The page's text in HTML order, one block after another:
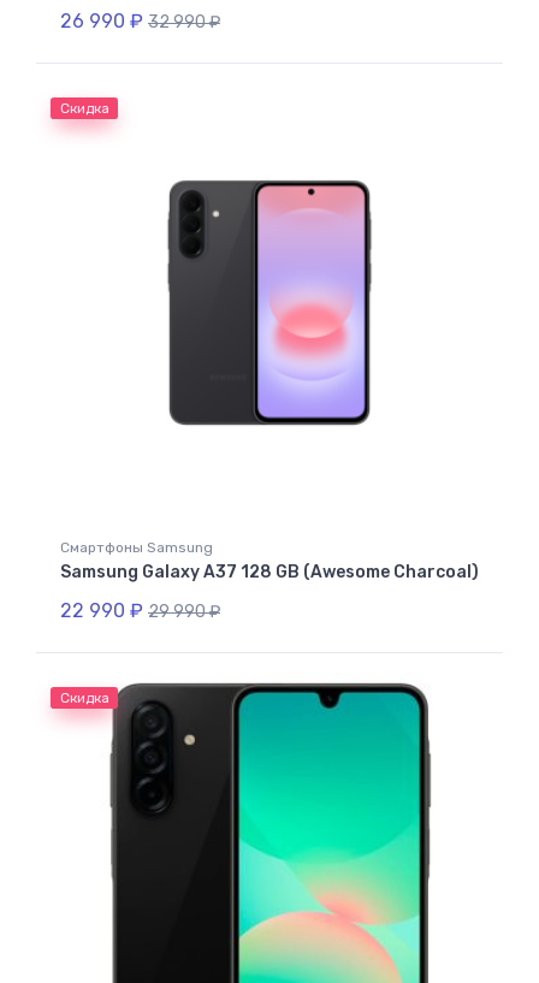
26 990 ₽ 32 990₽
Скидка
Смартфоны Samsung
Samsung Galaxy A37 128 GB (Awesome Charcoal)
22 990 ₽ 29 990₽
Скидка